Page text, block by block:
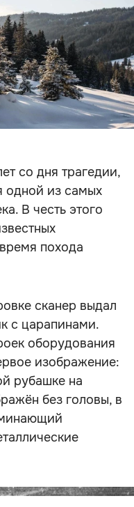
со дня трагедии,
одной из самых
В честь этого
похода
сканер выдал
с царапинами.
оборудования
изображение:
рубашке на
без головы, в